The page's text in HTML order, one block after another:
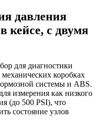
давления
кейсе, с двумя
для диагностики
коробках
системы и ABS.
измерения как низкого
(до 500 PSI), что
состояние узлов